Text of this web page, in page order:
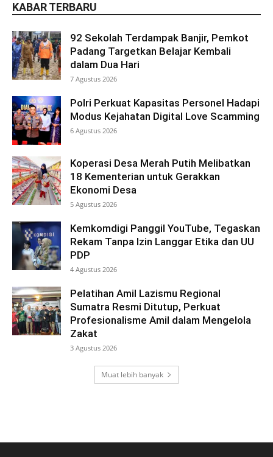
KABAR TERBARU
92 Sekolah Terdampak Banjir, Pemkot
Padang Targetkan Belajar Kembali
dalam Dua Hari
7 Agustus 2026
Polri Perkuat Kapasitas Personel Hadapi
Modus Kejahatan Digital Love Scamming
6 Agustus 2026
Koperasi Desa Merah Putih Melibatkan
18 Kementerian untuk Gerakkan
Ekonomi Desa
5 Agustus 2026
Kemkomdigi Panggil YouTube, Tegaskan
Rekam Tanpa Izin Langgar Etika dan UU
PDP
4 Agustus 2026
Pelatihan Amil Lazismu Regional
Sumatra Resmi Ditutup, Perkuat
Profesionalisme Amil dalam Mengelola
Zakat
3 Agustus 2026
Muat lebih banyak